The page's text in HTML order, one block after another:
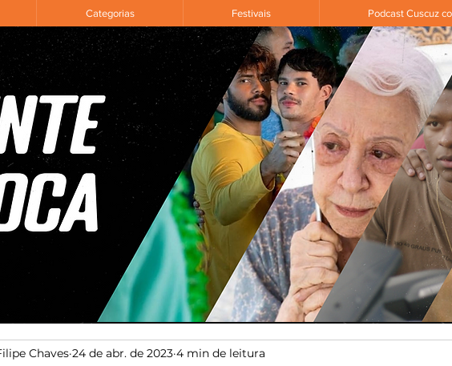
Categorias Festivais Podcast Cuscuz
Chaves 24 de abr. de 2023 4 min de leitura